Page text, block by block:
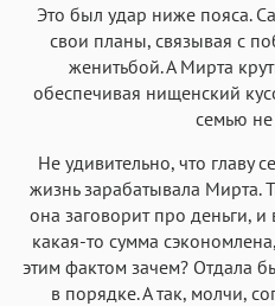
Это был удар ниже пояса.
свои планы, связывая с
женитьбой. А Мирта
обеспечивая нищенский
семью не
Не удивительно, что главу
жизнь зарабатывала Мирта.
она заговорит про деньги, и
какая-то сумма
этим фактом зачем? Отдала
в порядке. А так, молчи,